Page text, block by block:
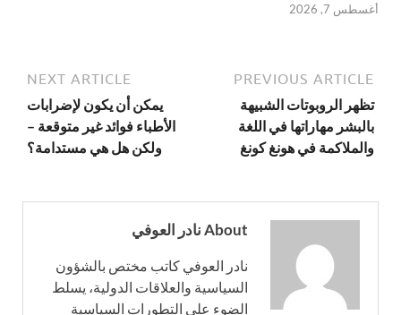
أغسطس 7, 2026
PREVIOUS ARTICLE
تظهر الروبوتات الشبيهة
بالبشر مهاراتها في اللغة
والملاكمة في هونغ كونغ
NEXT ARTICLE
يمكن أن يكون لإضرابات
الأطباء فوائد غير متوقعة –
ولكن هل هي مستدامة؟
About نادر العوفي
نادر العوفي كاتب مختص بالشؤون
السياسية والعلاقات الدولية، يسلط
الضوء على التطورات السياسية